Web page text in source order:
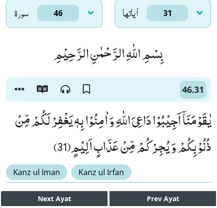
سورۃ 46 اٰياتها 31
بِسْمِ اللّٰهِ الرَّحْمٰنِ الرَّحِیْمِ
46.31
یٰقَوْمَنَاۤ اَجِیْبُوْا دَاعِیَ اللّٰهِ وَ اٰمِنُوْا بِهٖ یَغْفِرْ لَكُمْ مِّنْ
ذُنُوْبِكُمْ وَ یُجِرْكُمْ مِّنْ عَذَابٍ اَلِیْمٍ(31)
Kanz ul Iman Kanz ul Irfan
Next Ayat Prev Ayat